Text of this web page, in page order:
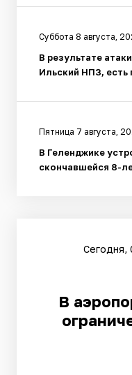
Суббота 8 августа,
В результате
Ильский НПЗ,
Пятница 7 августа,
В Геленджике
скончавшейся 8-
Сегодня,
В